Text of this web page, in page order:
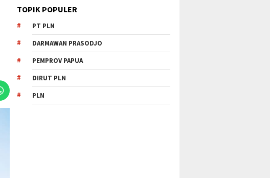
TOPIK POPULER
PT PLN
DARMAWAN PRASODJO
PEMPROV PAPUA
DIRUT PLN
PLN